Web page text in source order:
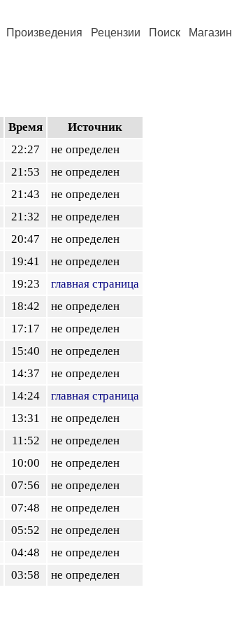
Произведения Рецензии Поиск Магазин
Время
Источник
22:27
не определен
21:53
не определен
21:43
не определен
21:32
не определен
20:47
не определен
19:41
не определен
19:23
главная страница
18:42
не определен
17:17
не определен
15:40
не определен
14:37
не определен
14:24
главная страница
13:31
не определен
11:52
не определен
10:00
не определен
07:56
не определен
07:48
не определен
05:52
не определен
04:48
не определен
03:58 не определен